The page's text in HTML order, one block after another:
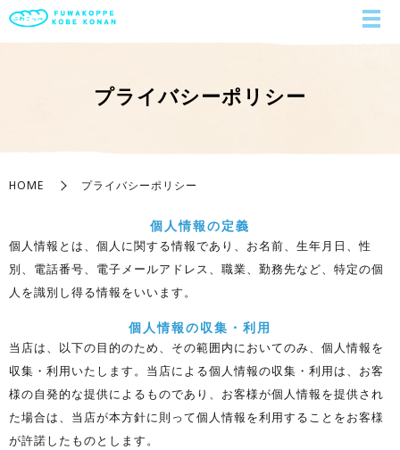
プライバシーポリシー
HOME プライバシーポリシー
個人情報の定義
個人情報とは、個人に関する情報であり、お名前、生年月日、性
別、電話番号、電子メールアドレス、職業、勤務先など、特定の個
人を識別し得る情報をいいます。
個人情報の収集・利用
当店は、以下の目的のため、その範囲内においてのみ、個人情報を
収集・利用いたします。当店による個人情報の収集・利用は、お客
様の自発的な提供によるものであり、お客様が個人情報を提供され
た場合は、当店が本方針に則って個人情報を利用することをお客様
が許諾したものとします。